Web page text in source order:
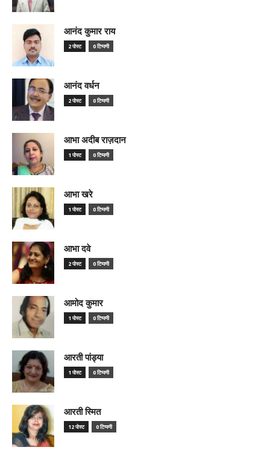
आनंद कुमार राय
2 पोस्ट 0 टिप्पणी
आनंद वर्धन
2 पोस्ट 0 टिप्पणी
आभा अदीब राज़दान
1 पोस्ट 0 टिप्पणी
आभा खरे
1 पोस्ट 0 टिप्पणी
आभा दवे
2 पोस्ट 0 टिप्पणी
आमोद कुमार
1 पोस्ट 0 टिप्पणी
आरती पांड्या
1 पोस्ट 0 टिप्पणी
आरती स्मित
12 पोस्ट 0 टिप्पणी